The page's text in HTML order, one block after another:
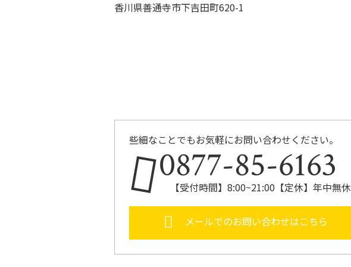
香川県善通寺市下吉田町620-1
些細なことでもお気軽にお問い合わせください。
0877-85-6163
【受付時間】8:00~21:00【定休】年中無休
メールでのお問い合わせはこちら